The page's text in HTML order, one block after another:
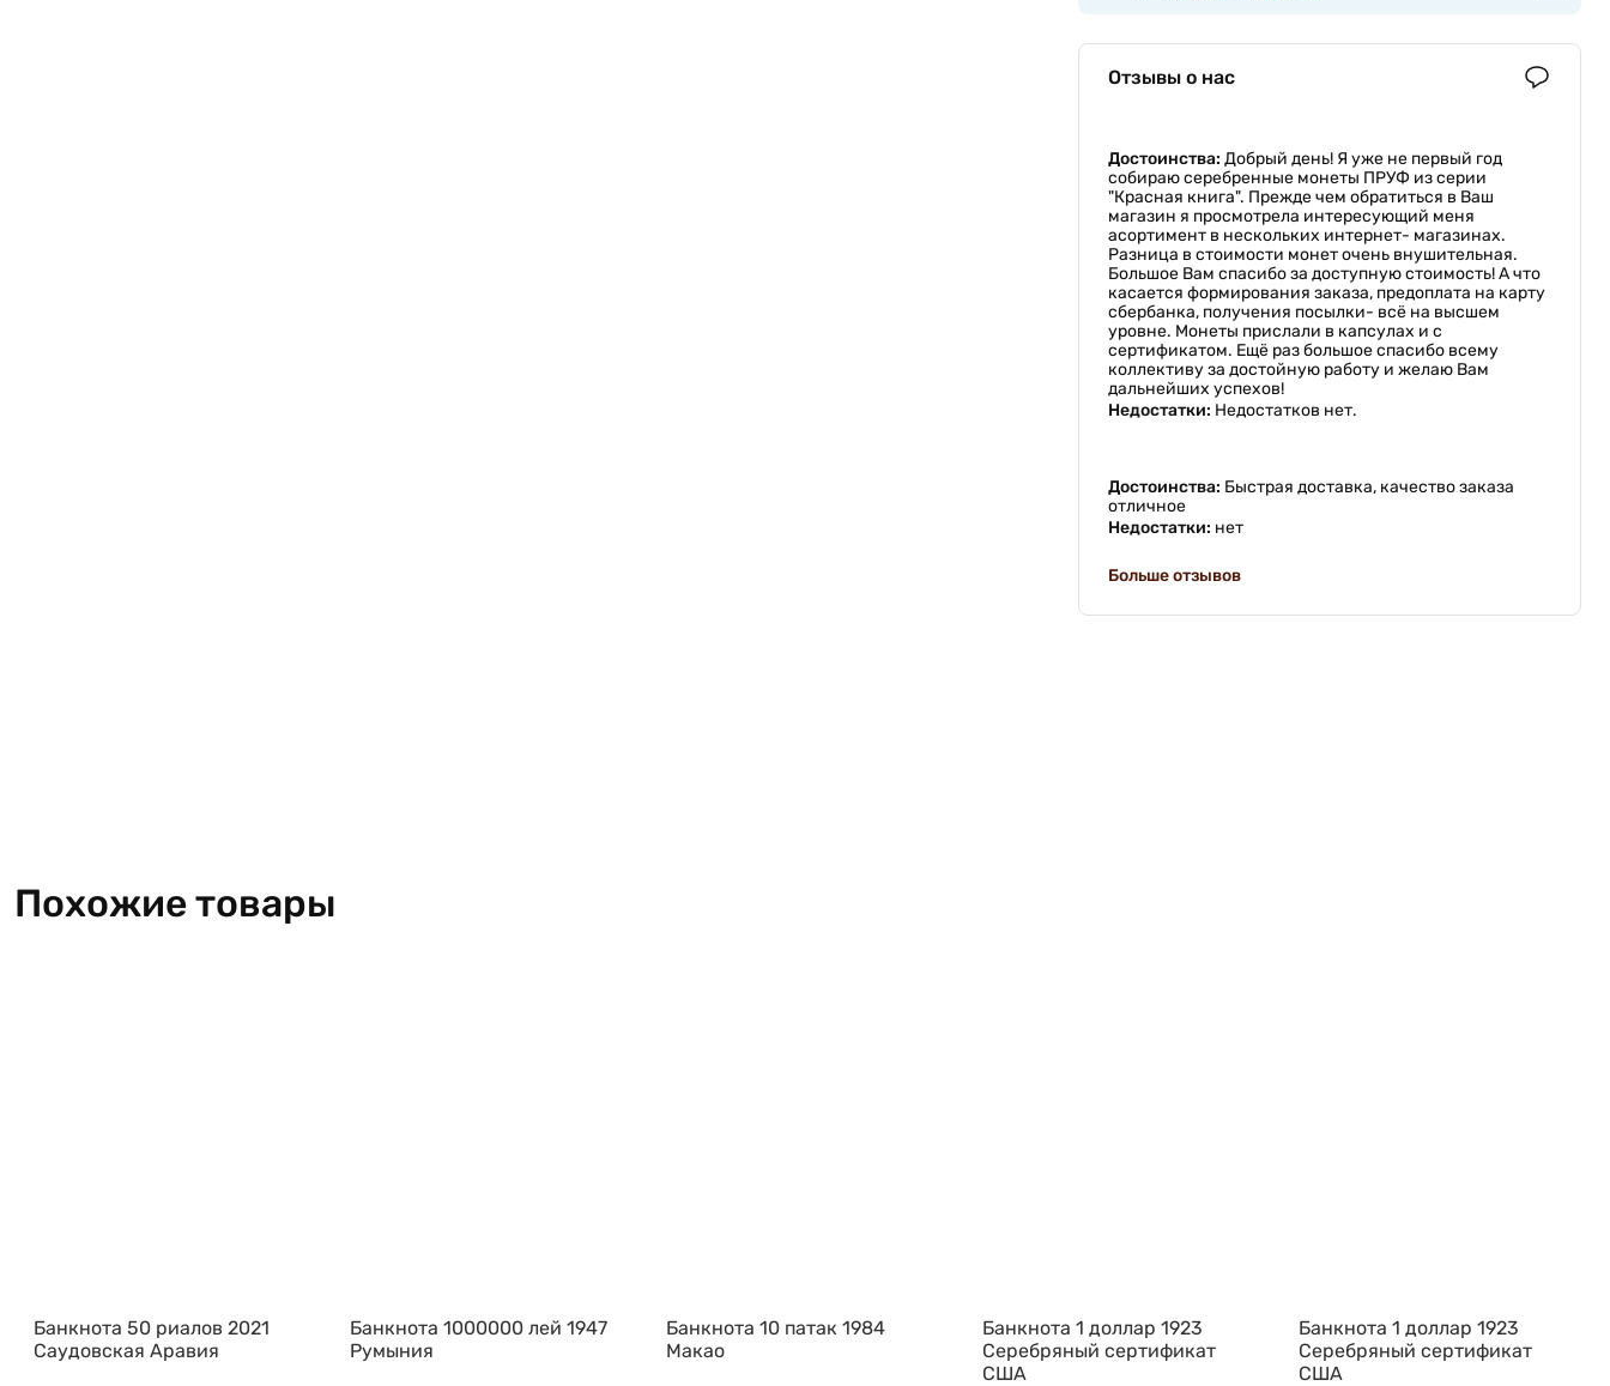
Отзывы о нас
Достоинства: Добрый день! Я уже не первый год
собираю серебренные монеты ПРУФ из серии
"Красная книга". Прежде чем обратиться в Ваш
магазин я просмотрела интересующий меня
асортимент в нескольких интернет- магазинах.
Разница в стоимости монет очень внушительная.
Большое Вам спасибо за доступную стоимость! А что
касается формирования заказа, предоплата на карту
сбербанка, получения посылки- всё на высшем
уровне. Монеты прислали в капсулах и с
сертификатом. Ещё раз большое спасибо всему
коллективу за достойную работу и желаю Вам
дальнейших успехов!
Недостатки: Недостатков нет.
Достоинства: Быстрая доставка, качество заказа
отличное
Недостатки: нет
Больше отзывов
Похожие товары
Банкнота 50 риалов 2021
Саудовская Аравия
Банкнота 1000000 лей 1947
Румыния
Банкнота 10 патак 1984
Макао
Банкнота 1 доллар 1923
Серебряный сертификат
США
Банкнота 1 доллар 1923
Серебряный сертификат
США